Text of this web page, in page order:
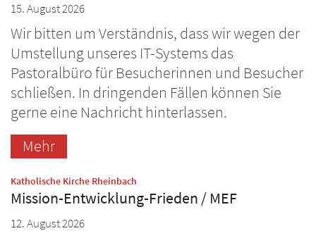
15. August 2026
Wir bitten um Verständnis, dass wir wegen der
Umstellung unseres IT-Systems das
Pastoralbüro für Besucherinnen und Besucher
schließen. In dringenden Fällen können Sie
gerne eine Nachricht hinterlassen.
Mehr
Katholische Kirche Rheinbach
Mission-Entwicklung-Frieden / MEF
12. August 2026